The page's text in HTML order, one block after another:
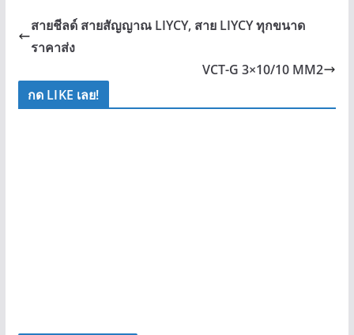
สายชีลด์ สายสัญญาณ LIYCY, สาย LIYCY ทุกขนาด
ราคาส่ง
VCT-G 3×10/10 MM2
กด LIKE เลย!